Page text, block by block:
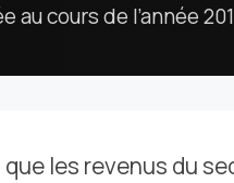
au cours de l’année
que les revenus du